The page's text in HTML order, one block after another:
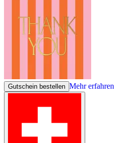
Gutschein bestellen Mehr erfahren